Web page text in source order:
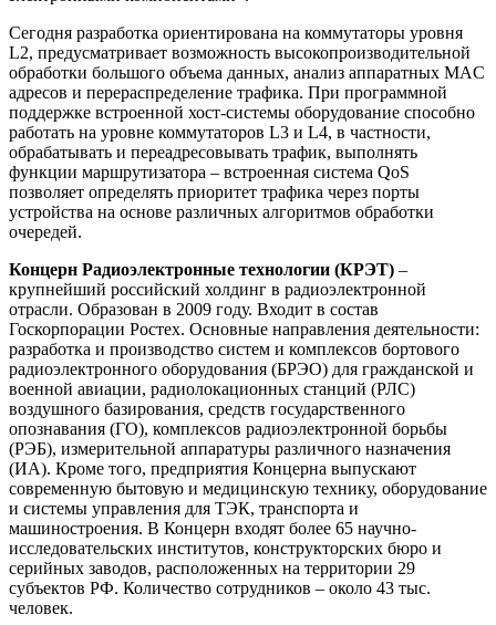
Сегодня разработка ориентирована на коммутаторы уровня
L2, предусматривает возможность высокопроизводительной
обработки большого объема данных, анализ аппаратных MAC
адресов и перераспределение трафика. При программной
поддержке встроенной хост-системы оборудование способно
работать на уровне коммутаторов L3 и L4, в частности,
обрабатывать и переадресовывать трафик, выполнять
функции маршрутизатора – встроенная система QoS
позволяет определять приоритет трафика через порты
устройства на основе различных алгоритмов обработки
очередей.
Концерн Радиоэлектронные технологии (КРЭТ) –
крупнейший российский холдинг в радиоэлектронной
отрасли. Образован в 2009 году. Входит в состав
Госкорпорации Ростех. Основные направления деятельности:
разработка и производство систем и комплексов бортового
радиоэлектронного оборудования (БРЭО) для гражданской и
военной авиации, радиолокационных станций (РЛС)
воздушного базирования, средств государственного
опознавания (ГО), комплексов радиоэлектронной борьбы
(РЭБ), измерительной аппаратуры различного назначения
(ИА). Кроме того, предприятия Концерна выпускают
современную бытовую и медицинскую технику, оборудование
и системы управления для ТЭК, транспорта и
машиностроения. В Концерн входят более 65 научно-
исследовательских институтов, конструкторских бюро и
серийных заводов, расположенных на территории 29
субъектов РФ. Количество сотрудников – около 43 тыс.
человек.